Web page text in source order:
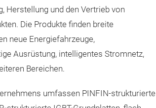
Herstellung und den Vertrieb von
Die Produkte finden breite
neue Energiefahrzeuge,
Ausrüstung, intelligentes Stromnetz,
Bereichen.
umfassen PINFIN-strukturierte